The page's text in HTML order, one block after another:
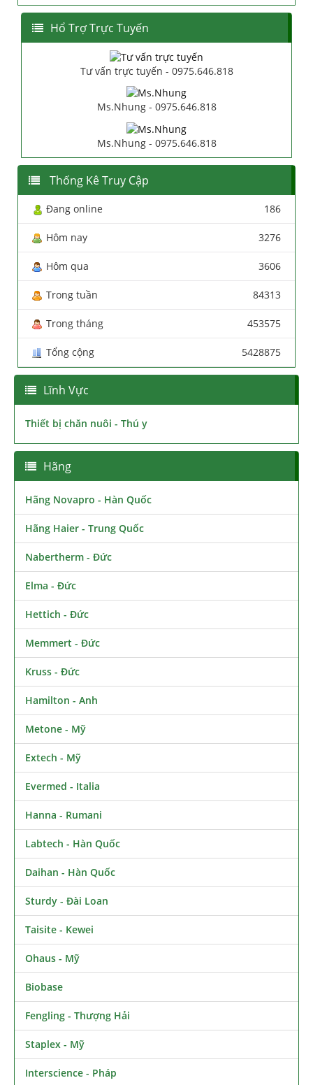
Hổ Trợ Trực Tuyến
Tư vấn trực tuyến - 0975.646.818
Ms.Nhung - 0975.646.818
Ms.Nhung - 0975.646.818
Thống Kê Truy Cập
Đang online 186
Hôm nay 3276
Hôm qua 3606
Trong tuần 84313
Trong tháng 453575
Tổng cộng 5428875
Lĩnh Vực
Thiết bị chăn nuôi - Thú y
Hãng
Hãng Novapro - Hàn Quốc
Hãng Haier - Trung Quốc
Nabertherm - Đức
Elma - Đức
Hettich - Đức
Memmert - Đức
Kruss - Đức
Hamilton - Anh
Metone - Mỹ
Extech - Mỹ
Evermed - Italia
Hanna - Rumani
Labtech - Hàn Quốc
Daihan - Hàn Quốc
Sturdy - Đài Loan
Taisite - Kewei
Ohaus - Mỹ
Biobase
Fengling - Thượng Hải
Staplex - Mỹ
Interscience - Pháp